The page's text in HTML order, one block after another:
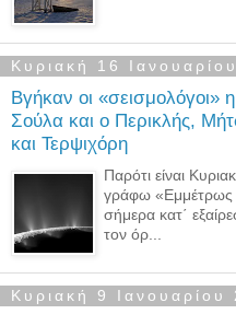
Κυριακή 16
Βγήκαν οι «σεισμολόγοι» η
Σούλα και ο Περικλής,
και Τερψιχόρη
Παρότι είναι
γράφω
σήμερα κατ΄
τον όρ...
Κυριακή 9 Ιανουαρίου